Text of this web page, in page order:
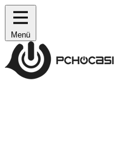
Menü